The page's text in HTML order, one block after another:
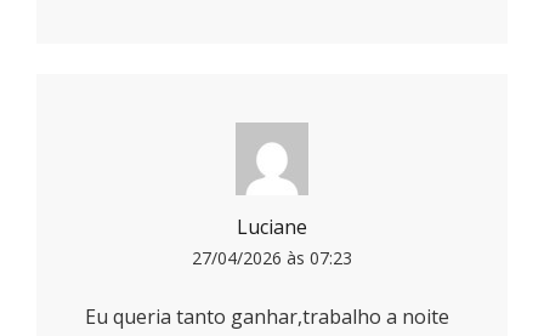
Luciane
27/04/2026 às 07:23
Eu queria tanto ganhar,trabalho a noite